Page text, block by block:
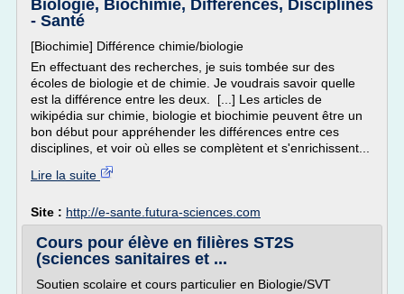
Biologie, Biochimie, Différences, Disciplines
- Santé
[Biochimie] Différence chimie/biologie
En effectuant des recherches, je suis tombée sur des
écoles de biologie et de chimie. Je voudrais savoir quelle
est la différence entre les deux. [...] Les articles de
wikipédia sur chimie, biologie et biochimie peuvent être un
bon début pour appréhender les différences entre ces
disciplines, et voir où elles se complètent et s'enrichissent...
Lire la suite
Site : http://e-sante.futura-sciences.com
Cours pour élève en filières ST2S
(sciences sanitaires et ...
Soutien scolaire et cours particulier en Biologie/SVT